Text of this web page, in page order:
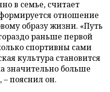
в семье, считает
отношение
образу жизни. «Путь
раньше первой
спортивны сами
культура становится
значительно больше
пояснил он.